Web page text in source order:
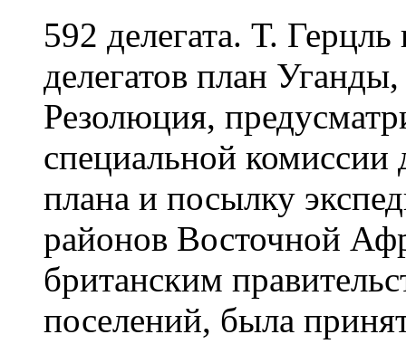
592 делегата. Т.
делегатов план
Резолюция,
специальной комиссии
плана и посылку
районов Восточной
британским
поселений, была